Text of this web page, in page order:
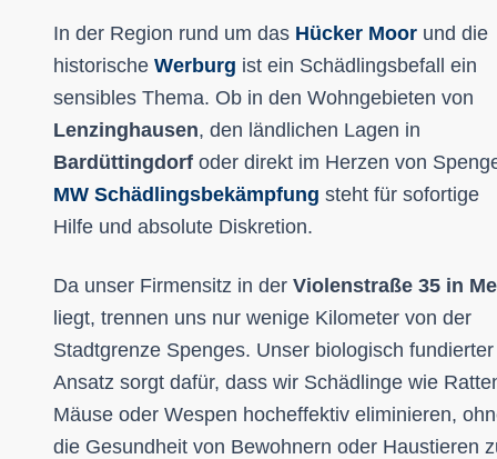
In der Region rund um das Hücker Moor und die
historische Werburg ist ein Schädlingsbefall ein
sensibles Thema. Ob in den Wohngebieten von
Lenzinghausen, den ländlichen Lagen in
Bardüttingdorf oder direkt im Herzen von
MW Schädlingsbekämpfung steht für sofortige
Hilfe und absolute Diskretion.
Da unser Firmensitz in der Violenstraße 35 in
liegt, trennen uns nur wenige Kilometer von der
Stadtgrenze Spenges. Unser biologisch fundierter
Ansatz sorgt dafür, dass wir Schädlinge wie
Mäuse oder Wespen hocheffektiv eliminieren,
die Gesundheit von Bewohnern oder Haustieren